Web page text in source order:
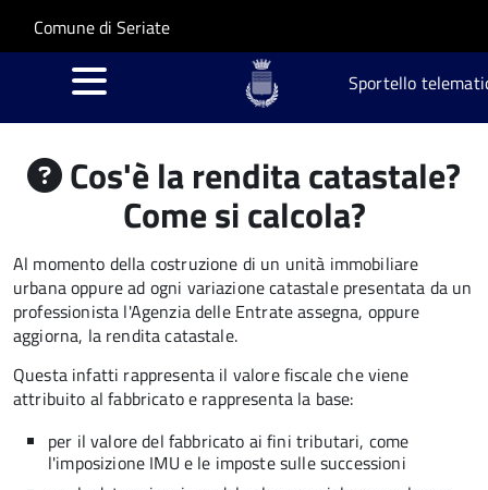
Salta al contenuto principale
Skip to site navigation
Comune di Seriate
Sportello
Cos'è la rendita catastale?
Come si calcola?
Al momento della costruzione di un unità immobiliare
urbana oppure ad ogni variazione catastale presentata da un
professionista l'Agenzia delle Entrate assegna, oppure
aggiorna, la rendita catastale.
Questa infatti rappresenta il valore fiscale che viene
attribuito al fabbricato e rappresenta la base:
per il valore del fabbricato ai fini tributari, come
l'imposizione IMU e le imposte sulle successioni